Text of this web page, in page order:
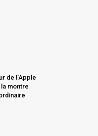
de l’Apple
la montre